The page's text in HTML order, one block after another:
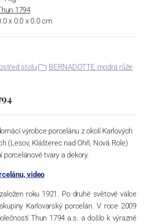
1794
x 0.0 x 0.0 cm
stolu
BERNADOTTE modrá růže
výrobce porcelánu z okolí Karlových
(Lesov, Klášterec nad Ohří, Nová Role)
porcelánové tvary a dekory.
video
roku 1921. Po druhé světové válce
Karlovarský porcelán. V roce 2009
Thun 1794 a.s. a došlo k výrazné